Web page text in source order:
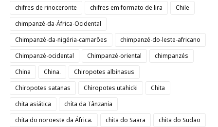
chifres de rinoceronte
chifres em formato de lira
Chile
chimpanzé-da-África-Ocidental
Chimpanzé-da-nigéria-camarões
chimpanzé-do-leste-africano
Chimpanzé-ocidental
Chimpanzé-oriental
chimpanzés
China
China.
Chiropotes albinasus
Chiropotes satanas
Chiropotes utahicki
Chita
chita asiática
chita da Tânzania
chita do noroeste da África.
chita do Saara
chita do Sudão